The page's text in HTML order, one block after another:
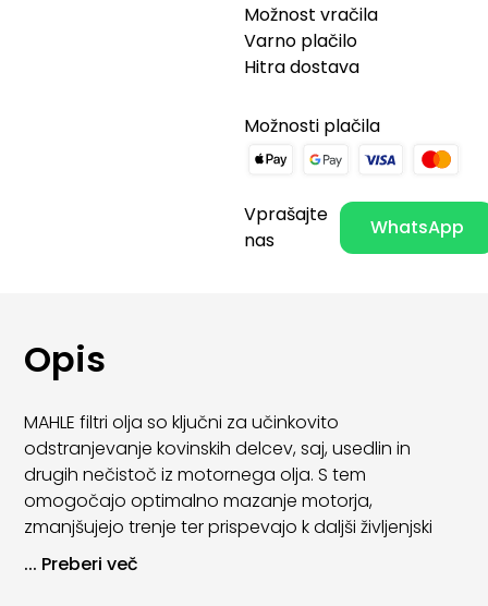
Možnost vračila
Varno plačilo
Hitra dostava
Možnosti plačila
Vprašajte
nas
WhatsApp
Opis
MAHLE filtri olja so ključni za učinkovito
odstranjevanje kovinskih delcev, saj, usedlin in
drugih nečistoč iz motornega olja. S tem
omogočajo optimalno mazanje motorja,
zmanjšujejo trenje ter prispevajo k daljši življenjski
dobi motornih komponent.
... Preberi več